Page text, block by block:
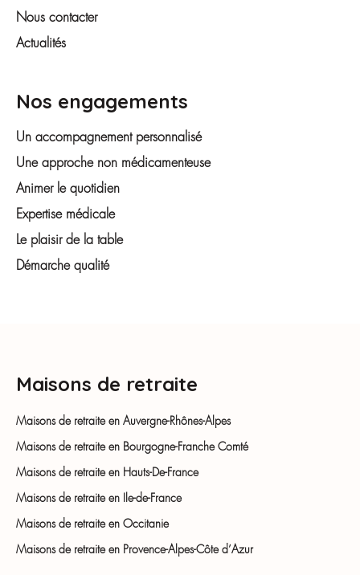
Nous contacter
Actualités
Nos engagements
Un accompagnement personnalisé
Une approche non médicamenteuse
Animer le quotidien
Expertise médicale
Le plaisir de la table
Démarche qualité
Maisons de retraite
Maisons de retraite en Auvergne-Rhônes-Alpes
Maisons de retraite en Bourgogne-Franche Comté
Maisons de retraite en Hauts-De-France
Maisons de retraite en Ile-de-France
Maisons de retraite en Occitanie
Maisons de retraite en Provence-Alpes-Côte d’Azur